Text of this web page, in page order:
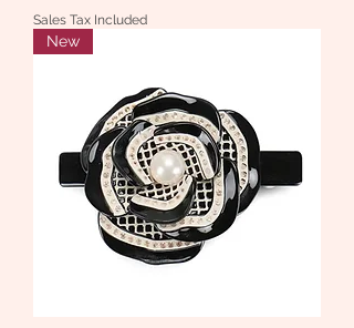
Sales Tax Included
New